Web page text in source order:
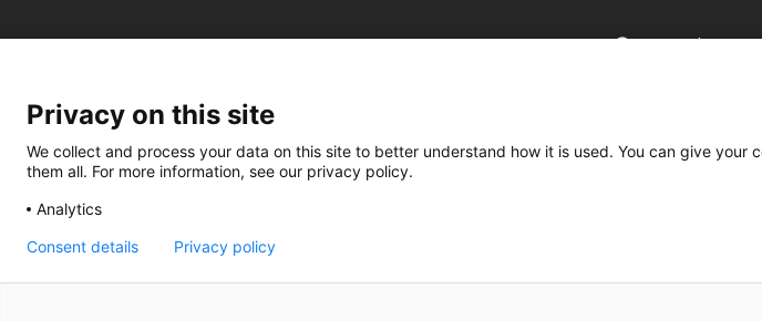
C/ Burgos
Privacy on this site
We collect and process your data on this site to better understand how it is used. You can give your
them all. For more information, see our privacy policy.
Analytics
Consent details Privacy policy